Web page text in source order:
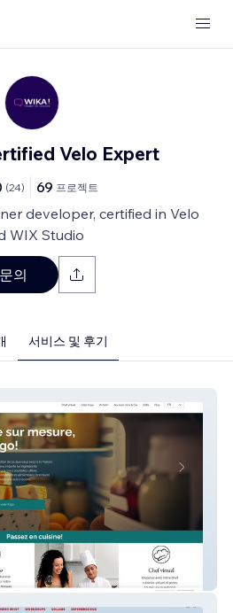
Velo Expert
(24) 69 프로젝트
developer, certified in Velo
WIX Studio
문의
서비스 및 후기